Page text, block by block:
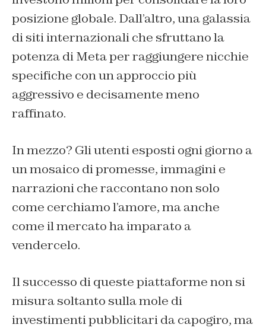
posizione globale. Dall’altro, una galassia
di siti internazionali che sfruttano la
potenza di Meta per raggiungere nicchie
specifiche con un approccio più
aggressivo e decisamente meno
raffinato.
In mezzo? Gli utenti esposti ogni giorno a
un mosaico di promesse, immagini e
narrazioni che raccontano non solo
come cerchiamo l’amore, ma anche
come il mercato ha imparato a
vendercelo.
Il successo di queste piattaforme non si
misura soltanto sulla mole di
investimenti pubblicitari da capogiro, ma